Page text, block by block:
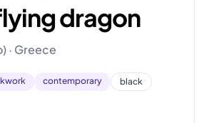
dragon
· Greece
contemporary black